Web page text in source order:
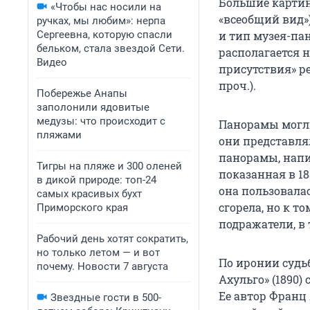
«Чтобы нас носили на
ручках, мы любим»: нерпа
Сергеевна, которую спасли
бельком, стала звездой Сети.
Видео
Побережье Анапы
заполонили ядовитые
медузы: что происходит с
пляжами
Тигры на пляже и 300 оленей
в дикой природе: топ-24
самых красивых бухт
Приморского края
Рабочий день хотят сократить,
но только летом — и вот
почему. Новости 7 августа
Звездные гости в 500-
«всеобщий
и тип музея-
располагается
присутствия»
проч.).
Панорамы
они
панорамы,
показанная в
она
сгорела, но к
подражатели, в
По иронии
Ахульго»
Ее автор